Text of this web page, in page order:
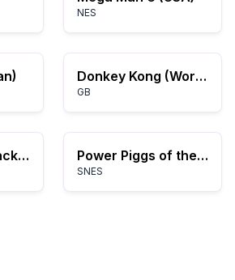
NES
Donkey Kong (World) (Rev A)
GB
Wrath of the Black Manta (USA) Power Piggs of the Dark Age (Europe)
SNES